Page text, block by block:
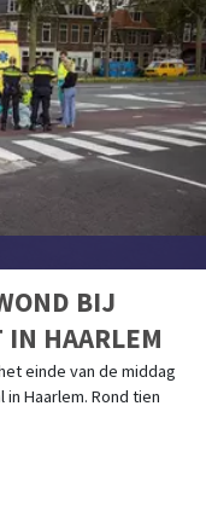
BIJ
IN HAARLEM
einde van de middag
Haarlem. Rond tien